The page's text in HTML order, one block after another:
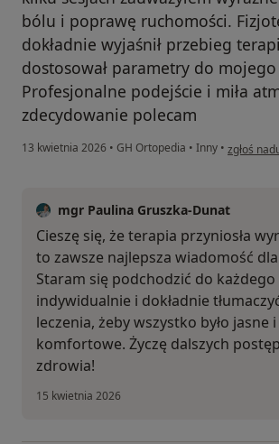
bólu i poprawę ruchomości.
dokładnie wyjaśnił przebieg
dostosował parametry do
Profesjonalne podejście i miła
zdecydowanie polecam
13 kwietnia 2026 • GH Ortopedia • Inny • w opinii
zgłoś
mgr Paulina Gruszka-Dunat
Cieszę się, że terapia przyniosła
to zawsze najlepsza wiadomość
Staram się podchodzić do
indywidualnie i dokładnie
leczenia, żeby wszystko było jasne i
komfortowe. Życzę dalszych
zdrowia!
15 kwietnia 2026